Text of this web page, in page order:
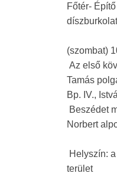
Főtér-
Az első
Tamás
Bp. IV.,
Beszédet
Norbert
Helyszín:
terület